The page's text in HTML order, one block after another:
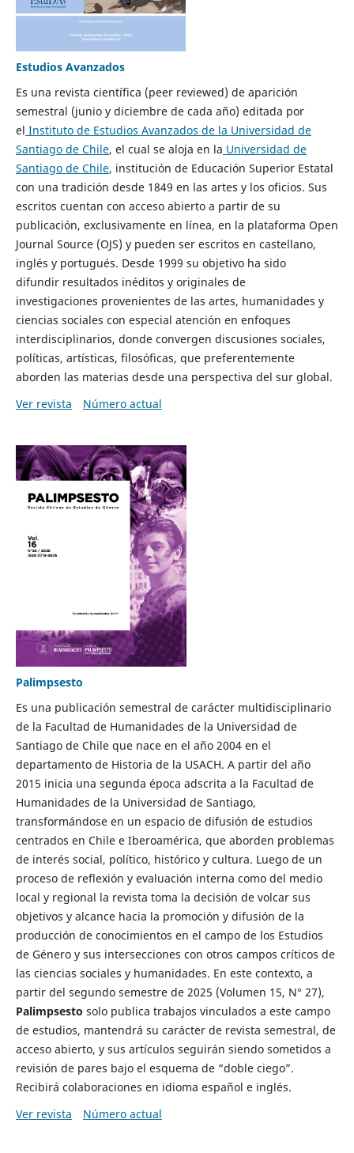
Estudios Avanzados
Es una revista científica (peer reviewed) de aparición
semestral (junio y diciembre de cada año) editada por
el Instituto de Estudios Avanzados de la Universidad de
Santiago de Chile, el cual se aloja en la Universidad de
Santiago de Chile, institución de Educación Superior Estatal
con una tradición desde 1849 en las artes y los oficios. Sus
escritos cuentan con acceso abierto a partir de su
publicación, exclusivamente en línea, en la plataforma Open
Journal Source (OJS) y pueden ser escritos en castellano,
inglés y portugués. Desde 1999 su objetivo ha sido
difundir resultados inéditos y originales de
investigaciones provenientes de las artes, humanidades y
ciencias sociales con especial atención en enfoques
interdisciplinarios, donde convergen discusiones sociales,
políticas, artísticas, filosóficas, que preferentemente
aborden las materias desde una perspectiva del sur global.
Ver revista
Número actual
Palimpsesto
Es una publicación semestral de carácter multidisciplinario
de la Facultad de Humanidades de la Universidad de
Santiago de Chile que nace en el año 2004 en el
departamento de Historia de la USACH. A partir del año
2015 inicia una segunda época adscrita a la Facultad de
Humanidades de la Universidad de Santiago,
transformándose en un espacio de difusión de estudios
centrados en Chile e Iberoamérica, que aborden problemas
de interés social, político, histórico y cultura. Luego de un
proceso de reflexión y evaluación interna como del medio
local y regional la revista toma la decisión de volcar sus
objetivos y alcance hacia la promoción y difusión de la
producción de conocimientos en el campo de los Estudios
de Género y sus intersecciones con otros campos críticos de
las ciencias sociales y humanidades. En este contexto, a
partir del segundo semestre de 2025 (Volumen 15, N° 27),
Palimpsesto solo publica trabajos vinculados a este campo
de estudios, mantendrá su carácter de revista semestral, de
acceso abierto, y sus artículos seguirán siendo sometidos a
revisión de pares bajo el esquema de “doble ciego”.
Recibirá colaboraciones en idioma español e inglés.
Ver revista
Número actual